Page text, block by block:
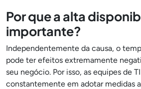
Por que a alta
importante?
Independentemente da causa, o
pode ter efeitos extremamente
seu negócio. Por isso, as equipes de
constantemente em adotar medidas